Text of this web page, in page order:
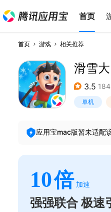
首页
首页 游戏 相关推荐
滑雪
3.5
单机
应用宝mac版暂未适配
10倍 加速
强强联合 极速